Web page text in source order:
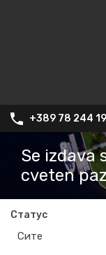
+389 78 244
Se izdava
cveten
Статус
Сите